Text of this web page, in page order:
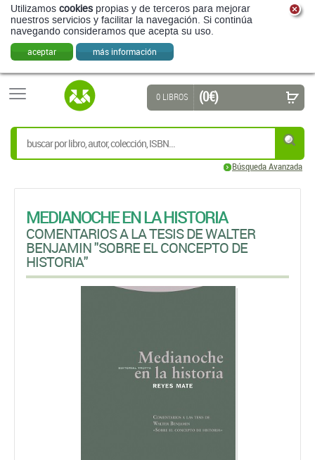
Utilizamos cookies propias y de terceros para mejorar
nuestros servicios y facilitar la navegación. Si continúa
navegando consideramos que acepta su uso.
aceptar más información
Búsqueda Avanzada
0 LIBROS (0 €)
MEDIANOCHE EN LA HISTORIA
COMENTARIOS A LA TESIS DE WALTER
BENJAMIN "SOBRE EL CONCEPTO DE
HISTORIA"